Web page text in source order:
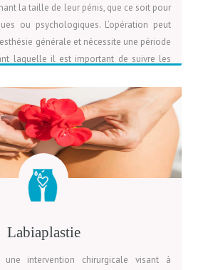
la taille de leur pénis, que ce soit pour
ou psychologiques. L’opération peut
générale et nécessite une période
laquelle il est important de suivre les
rapportent une amélioration de leur
l’intervention, il est crucial de discuter
et des risques potentiels avec un
qualifié. Une bonne compréhension des
soins postopératoires peut contribuer
positif et à une satisfaction accrue.
VOIR LA PAGE DEVIS
Labiaplastie
intervention chirurgicale visant à